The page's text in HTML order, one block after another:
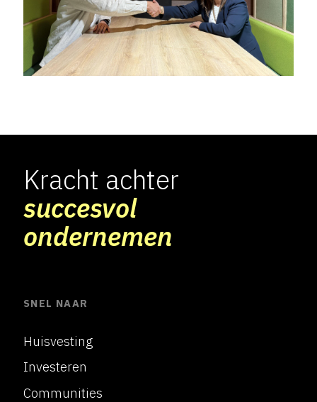
Kracht achter
succesvol
ondernemen
SNEL NAAR
Huisvesting
Investeren
Communities